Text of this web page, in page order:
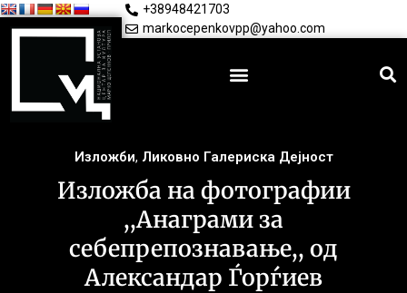
+38948421703
markocepenkovpp@yahoo.com
Изложби, Ликовно Галериска Дејност
Изложба на фотографии
,,Анаграми за
себепрепознавање,, од
Александар Ѓорѓиев